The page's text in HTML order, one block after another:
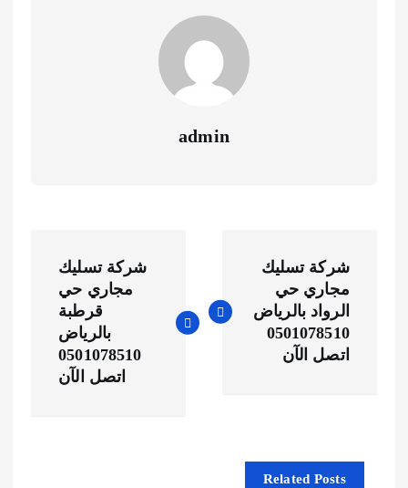
admin
ص
شركة تسليك
مجاري حي
الرواد بالرياض
0501078510
اتصل الآن
شركة تسليك
مجاري حي
قرطبة
بالرياض
0501078510
اتصل الآن
Related Posts